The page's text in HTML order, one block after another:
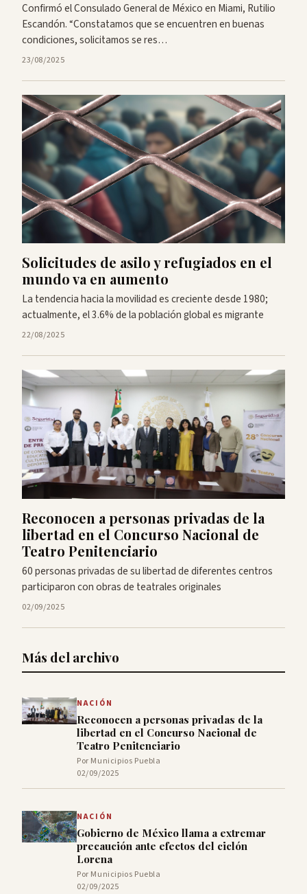
Confirmó el Consulado General de México en Miami, Rutilio
Escandón. “Constatamos que se encuentren en buenas
condiciones, solicitamos se res…
23/08/2025
Solicitudes de asilo y refugiados en el
mundo va en aumento
La tendencia hacia la movilidad es creciente desde 1980;
actualmente, el 3.6% de la población global es migrante
22/08/2025
Reconocen a personas privadas de la
libertad en el Concurso Nacional de
Teatro Penitenciario
60 personas privadas de su libertad de diferentes centros
participaron con obras de teatrales originales
02/09/2025
Más del archivo
NACIÓN
Reconocen a personas privadas de la
libertad en el Concurso Nacional de
Teatro Penitenciario
Por Municipios Puebla
02/09/2025
NACIÓN
Gobierno de México llama a extremar
precaución ante efectos del ciclón
Lorena
Por Municipios Puebla
02/09/2025